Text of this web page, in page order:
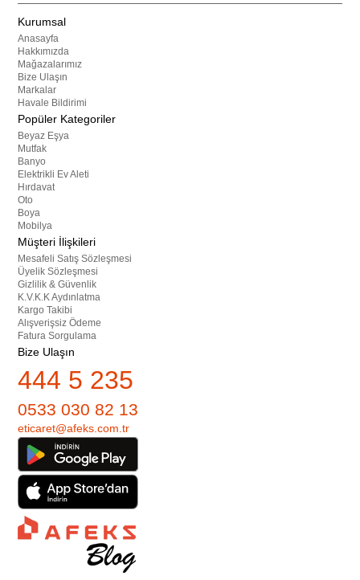
Kurumsal
Anasayfa
Hakkımızda
Mağazalarımız
Bize Ulaşın
Markalar
Havale Bildirimi
Popüler Kategoriler
Beyaz Eşya
Mutfak
Banyo
Elektrikli Ev Aleti
Hırdavat
Oto
Boya
Mobilya
Müşteri İlişkileri
Mesafeli Satış Sözleşmesi
Üyelik Sözleşmesi
Gizlilik & Güvenlik
K.V.K.K Aydınlatma
Kargo Takibi
Alışverişsiz Ödeme
Fatura Sorgulama
Bize Ulaşın
444 5 235
0533 030 82 13
eticaret@afeks.com.tr